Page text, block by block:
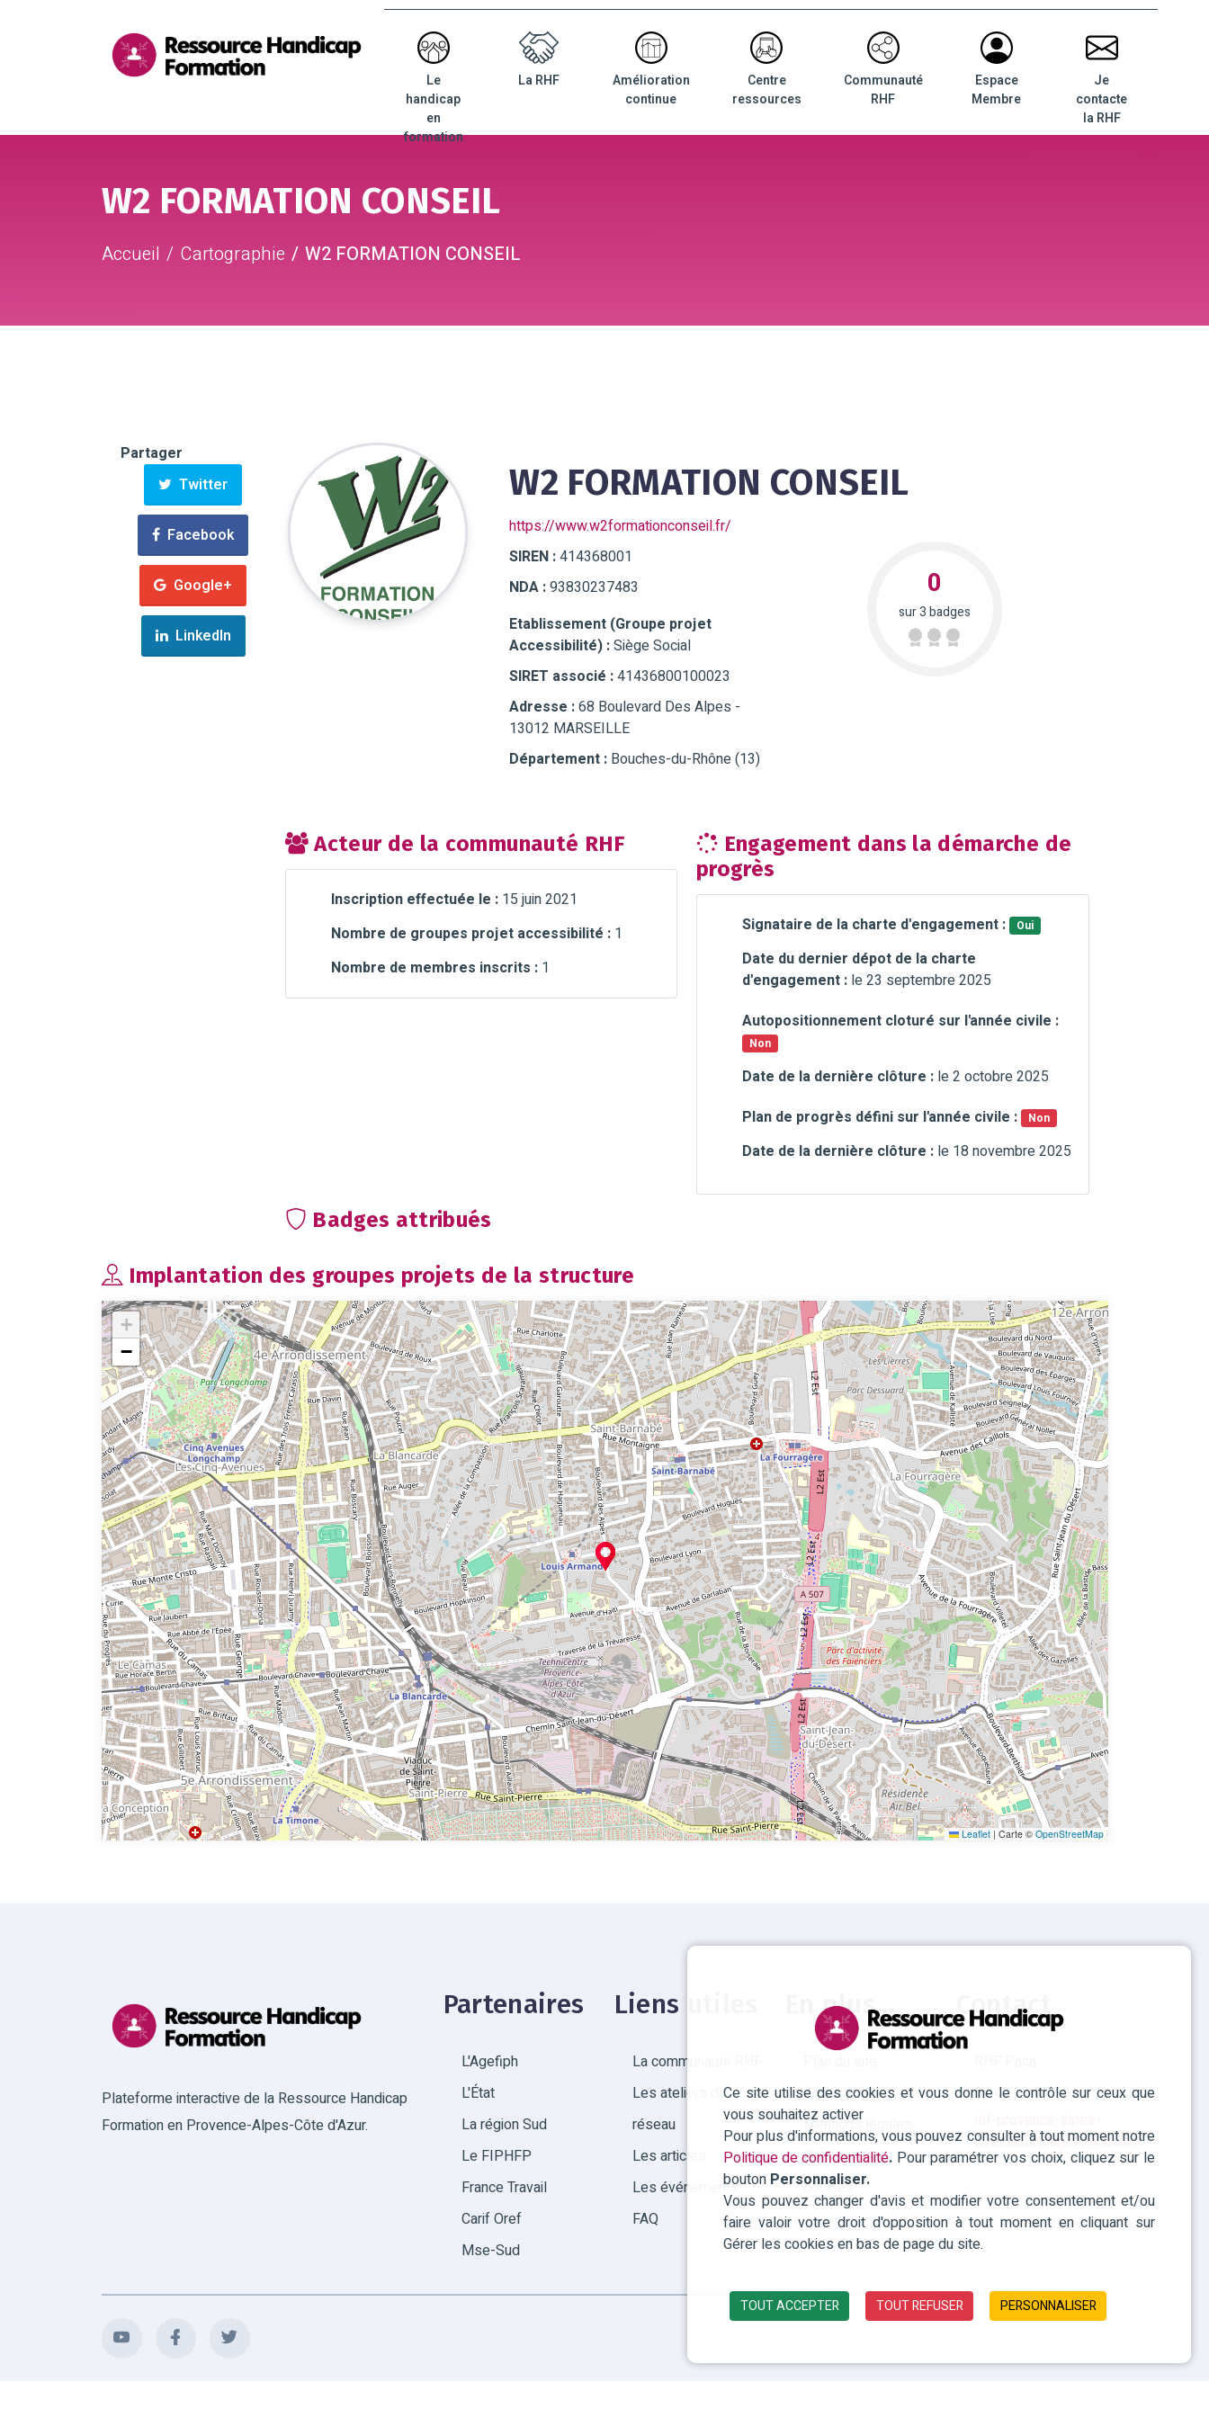
Ce site utilise des cookies et vous donne le contrôle sur ceux que
vous souhaitez activer
Pour plus d'informations, vous pouvez consulter à tout moment notre
Politique de confidentialité. Pour paramétrer vos choix, cliquez sur le
bouton Personnaliser.
Vous pouvez changer d'avis et modifier votre consentement et/ou
faire valoir votre droit d'opposition à tout moment en cliquant sur
Gérer les cookies en bas de page du site.
TOUT ACCEPTER TOUT REFUSER PERSONNALISER
Menu
principal
Le
handicap
en
formation
La RHF
Amélioration
continue
Centre
ressources
Communauté
RHF
Espace
Membre
Je
contacte
la RHF
W2 FORMATION CONSEIL
Accueil Cartographie W2 FORMATION CONSEIL
Partager
Twitter
Facebook
Google+
LinkedIn
W2 FORMATION CONSEIL
https://www.w2formationconseil.fr/
SIREN :414368001
NDA :93830237483
Etablissement (Groupe projet
Accessibilité) :Siège Social
SIRET associé :41436800100023
Adresse :68 Boulevard Des Alpes -
13012 MARSEILLE
Département : Bouches-du-Rhône (13)
0
sur 3 badges
Acteur de la communauté RHF
Inscription effectuée le :15 juin 2021
Nombre de groupes projet accessibilité :1
Nombre de membres inscrits :1
Engagement dans la démarche de
progrès
Signataire de la charte d'engagement : Oui
Date du dernier dépot de la charte
d'engagement : le 23 septembre 2025
Autopositionnement cloturé sur l'année civile :
Non
Date de la dernière clôture : le 2 octobre 2025
Plan de progrès défini sur l'année civile :
Non
Date de la dernière clôture : le 18 novembre 2025
Badges attribués
Implantation des groupes projets de la structure
+
−
Leaflet | Carte © OpenStreetMap
Plateforme interactive de la Ressource Handicap
Formation en Provence-Alpes-Côte d'Azur.
Partenaires
L'Agefiph
L'État
La région Sud
Le FIPHFP
France Travail
Carif Oref
Mse-Sud
Liens utiles
La communauté RHF
Les ateliers du
réseau
Les articles
Les événements
FAQ
En plus...
Accessibilité
Mentions légales
Politique des
cookies
Contact
04 42 93 15 50
cotedazur@agefiph.asso.fr